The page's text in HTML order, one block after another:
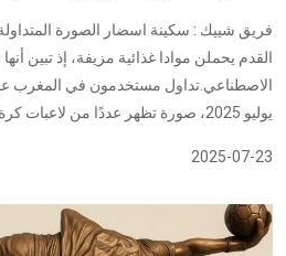
فريق شييك : سكينة اسضار الصورة
القدم يحملن موادا غذائية مزيفة، إذ تبين
يوليو 2025، صورة تظهر عددًا من لاعبات كرة...
2025-07-23